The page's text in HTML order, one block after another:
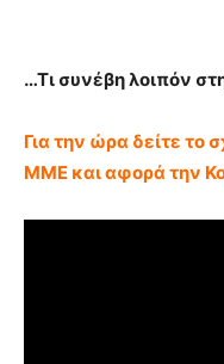
…Τι συνέβη λοιπόν
Για την ώρα δείτε το
ΜΜΕ και αφορά την